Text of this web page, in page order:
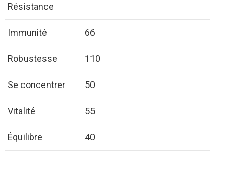
Résistance
Immunité 66
Robustesse 110
Se concentrer 50
Vitalité 55
Équilibre 40